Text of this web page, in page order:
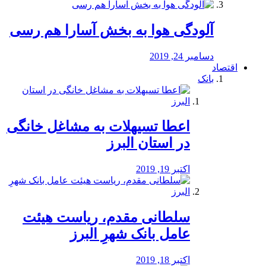
آلودگی هوا به بخش آسارا هم رسی
دسامبر 24, 2019
اقتصاد
بانک
️اعطا تسیهلات به مشاغل خانگی
در استان البرز
اکتبر 19, 2019
سلطانی مقدم، ریاست هیئت
عامل بانک شهرِ البرز
اکتبر 18, 2019